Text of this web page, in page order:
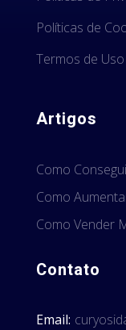
Políticas de
Termos de Uso
Artigos
Como
Como
Como Vender
Contato
Email: